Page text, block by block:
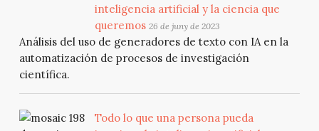
inteligencia artificial y la ciencia que
queremos 26 de juny de 2023
Análisis del uso de generadores de texto con IA en la
automatización de procesos de investigación
científica.
Todo lo que una persona pueda